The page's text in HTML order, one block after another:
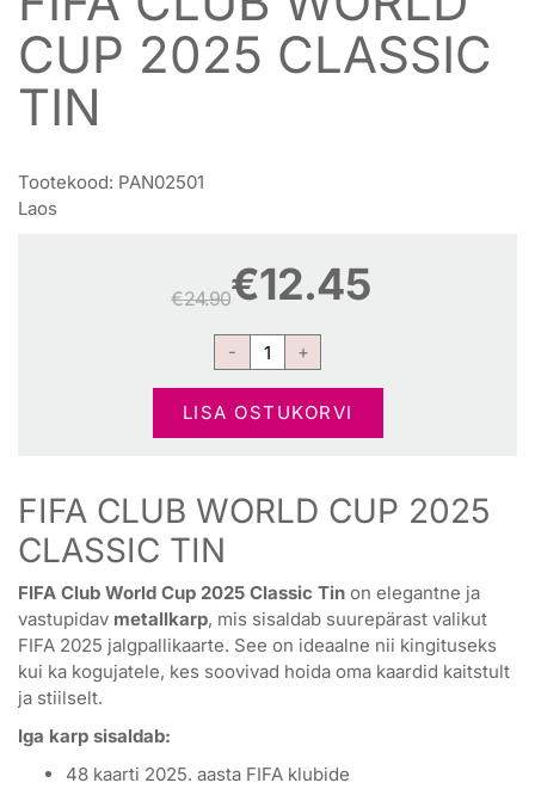
CUP 2025 CLASSIC
TIN
Tootekood: PAN02501
Laos
€12.45
€24.90
LISA OSTUKORVI
FIFA CLUB WORLD CUP 2025
CLASSIC TIN
FIFA Club World Cup 2025 Classic Tin on elegantne ja
vastupidav metallkarp, mis sisaldab suurepärast valikut
FIFA 2025 jalgpallikaarte. See on ideaalne nii kingituseks
kui ka kogujatele, kes soovivad hoida oma kaardid kaitstult
ja stiilselt.
Iga karp sisaldab:
48 kaarti 2025. aasta FIFA klubide